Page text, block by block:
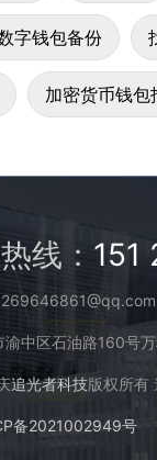
字钱包备份
加密货币钱包
线： 151
269646861@qq.com
渝中区石油路160号
追光者科技版权所有
备2021002949号